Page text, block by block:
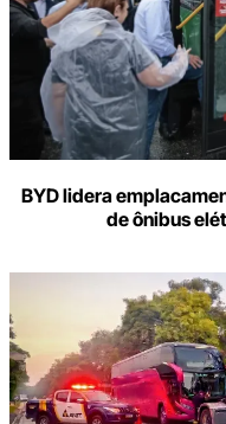
BYD lidera
de ônibus